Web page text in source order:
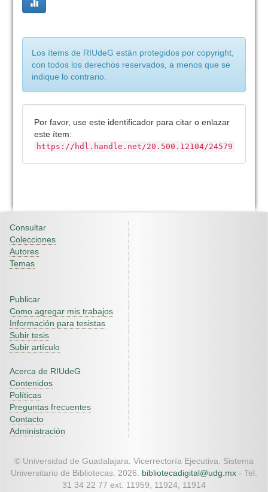
Los ítems de RIUdeG están protegidos por copyright,
con todos los derechos reservados, a menos que se
indique lo contrario.
Por favor, use este identificador para citar o enlazar
este ítem:
https://hdl.handle.net/20.500.12104/24579
Consultar
Colecciones
Autores
Temas
Publicar
Como agregar mis trabajos
Información para tesistas
Subir tesis
Subir artículo
Acerca de RIUdeG
Contenidos
Políticas
Preguntas frecuentes
Contacto
Administración
© Universidad de Guadalajara. Vicerrectoría Ejecutiva. Sistema
Universitario de Bibliotecas. 2026. bibliotecadigital@udg.mx - Tel.
31 34 22 77 ext. 11959, 11924, 11914